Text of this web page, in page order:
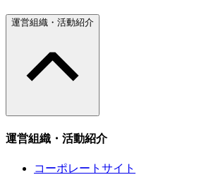
運営組織・活動紹介
運営組織・活動紹介
コーポレートサイト